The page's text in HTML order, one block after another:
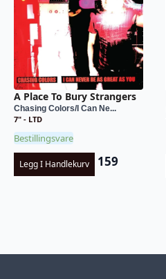
A Place To Bury Strangers
Chasing Colors/I Can Ne...
7" - LTD
Bestillingsvare
Legg I Handlekurv 159